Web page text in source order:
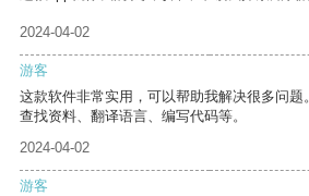
2024-04-02
游客
这款软件非常实用，可以帮助我解决很多问
查找资料、翻译语言、编写代码等。
2024-04-02
游客